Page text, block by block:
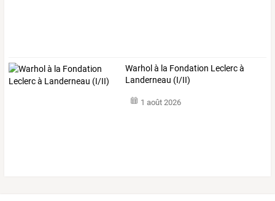
Warhol à la Fondation Leclerc à
Landerneau (I/II)
1 août 2026